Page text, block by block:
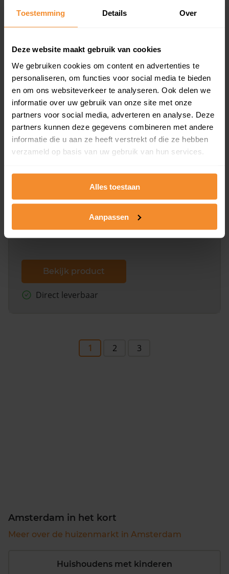
Toestemming Details Over
Deze website maakt gebruik van cookies
We gebruiken cookies om content en advertenties te
personaliseren, om functies voor social media te bieden
en om ons websiteverkeer te analyseren. Ook delen we
informatie over uw gebruik van onze site met onze
partners voor social media, adverteren en analyse. Deze
partners kunnen deze gegevens combineren met andere
informatie die u aan ze heeft verstrekt of die ze hebben
verzameld op basis van uw gebruik van hun services.
Alles toestaan
Aanpassen
Een overzicht van alle verkochte woningen (koopsom
en koopdatum) binnen een postcodegebied. Dit
Bekijk product
Direct leverbaar
Een uitgebreid overzicht van het perceel en
dit inclusief de luchtfoto!
Bekijk product
Direct leverbaar
1 2 3
Amsterdam in het kort
Meer over de huizenmarkt in Amsterdam
Huishoudens met kinderen